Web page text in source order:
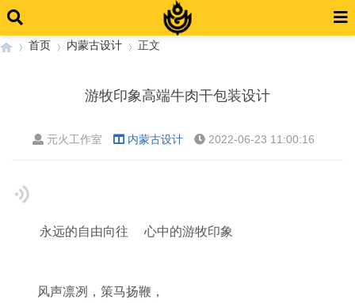
首页 内蒙古设计 正文
游牧印象高端牛肉干包装设计
元火工作室 内蒙古设计 2022-06-23 11:00:16
永远的自由向往 心中的游牧印象
风声凛冽，策马扬鞭，